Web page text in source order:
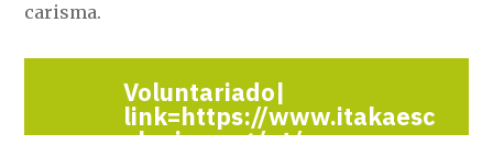
carisma.
Voluntariado|
link=https://www.itakaesc